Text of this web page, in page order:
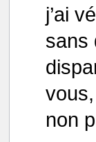
j’ai
sans
non